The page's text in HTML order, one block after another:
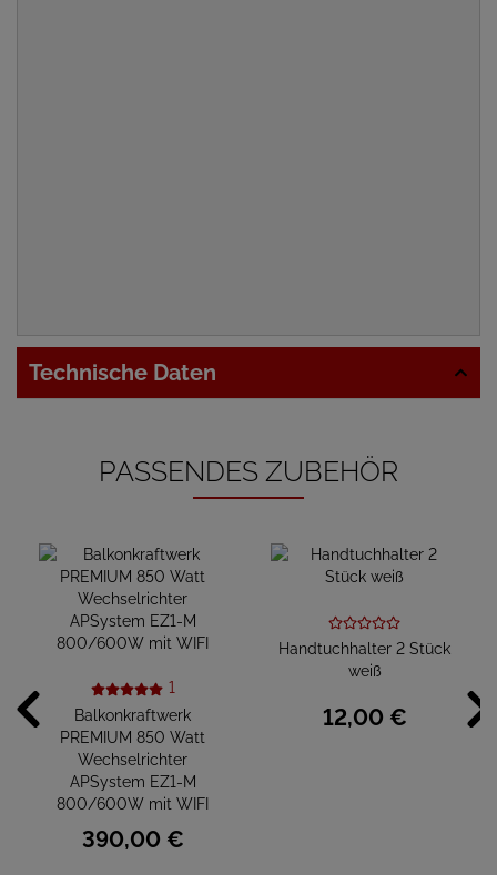
Technische Daten
PASSENDES ZUBEHÖR
1
Balkonkraftwerk
PREMIUM 850 Watt
Wechselrichter
APSystem EZ1-M
800/600W mit WIFI
390,00 €
Handtuchhalter 2 Stück
weiß
12,00 €